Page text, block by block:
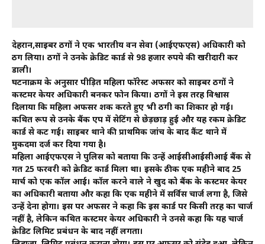
देहरादून,साइबर ठगों ने एक भारतीय वन सेवा (आईएफएस) अधिकारी को
ठग लिया। ठगों ने उनके क्रेडिट कार्ड से 98 हजार रुपये की खरीदारी कर
डाली।
घटनाक्रम के अनुसार पीड़ित महिला फॉरेस्ट अफसर को साइबर ठगों ने
कस्टमर केयर अधिकारी बनकर फोन किया। ठगों ने इस तरह विश्वास
दिलाया कि महिला अफसर शक करते हुए भी ठगी का शिकार हो गईं।
कथित रूप से उनके बैंक एप में सेटिंग से छेड़छाड़ हुई और यह रकम क्रेडिट
कार्ड से कट गई। साइबर थाने की प्राथमिक जांच के बाद कैंट थाने में
मुकदमा दर्ज कर दिया गया है।
महिला आईएफएस ने पुलिस को बताया कि उन्हें आईसीआईसीआई बैंक से
गत 25 फरवरी को क्रेडिट कार्ड मिला था। इसके ठीक एक महीने बाद 25
मार्च को एक कॉल आई। कॉल करने वाले ने खुद को बैंक के कस्टमर केयर
का अधिकारी बताया और कहा कि एक महीने में सर्विस चार्ज लगा है, जिसे
उन्हें देना होगा। इस पर अफसर ने कहा कि इस कार्ड पर किसी तरह का चार्ज
नहीं है, लेकिन कथित कस्टमर केयर अधिकारी ने उनसे कहा कि यह चार्ज
क्रेडिट लिमिट प्रबंधन के बाद नहीं लगता।